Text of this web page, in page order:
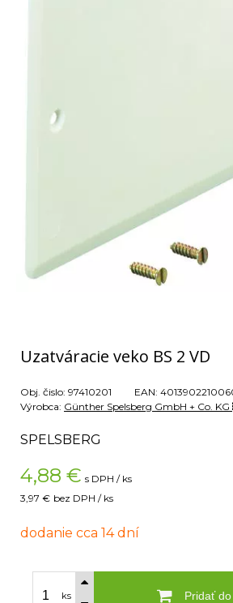
Uzatváracie veko BS 2 VD
Obj. čislo: 97410201 EAN:
Výrobca: Günther Spelsberg GmbH + Co. KG
SPELSBERG
4,88 € s DPH / ks
3,97 € bez DPH / ks
dodanie cca 14 dní
ks Pridať